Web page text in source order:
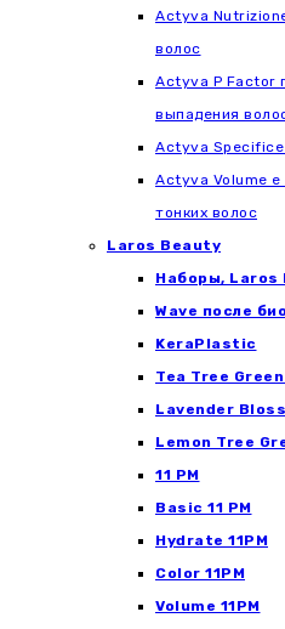
Actyva
волос
Actyva P Factor
выпадения
Actyva Specifice
Actyva Volume
тонких волос
Laros Beauty
Наборы, Laros
Wave после
KeraPlastic
Tea Tree
Lavender
Lemon Tree
11 PM
Basic 11 PM
Hydrate 11PM
Color 11PM
Volume 11PM